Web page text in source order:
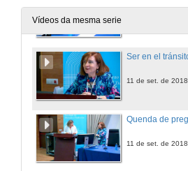
Vídeos da mesma serie
11 de set. de 2018
11 de set. de 2018